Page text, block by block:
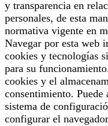
y transparencia en
personales, de esta
normativa vigente en
Navegar por esta web
cookies y tecnologías
para su
cookies y el
consentimiento. Puede
sistema de
configurar el